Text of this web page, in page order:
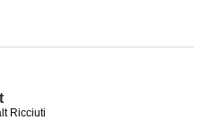
Ricciuti